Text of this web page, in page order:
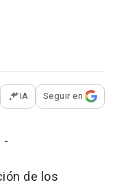
opciones para
IA Seguir en
-
de los